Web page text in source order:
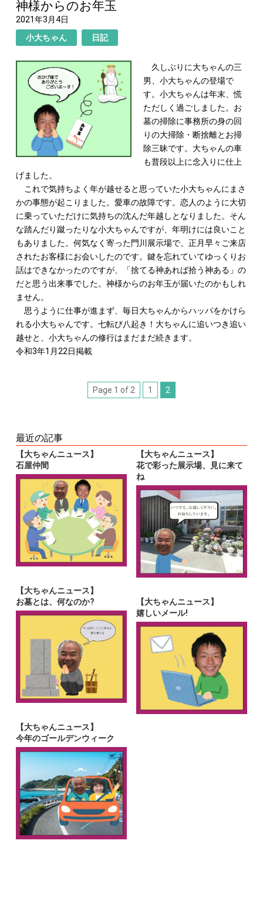
神様からのお年玉
2021年3月4日
小大ちゃん
日記
久しぶりに大ちゃんの三
男、小大ちゃんの登場で
す。小大ちゃんは年末、慌
ただしく過ごしました。お
墓の掃除に事務所の身の回
りの大掃除・断捨離とお掃
除三昧です。大ちゃんの車
も普段以上に念入りに仕上
げました。
これで気持ちよく年が越せると思っていた小大ちゃんにまさ
かの事態が起こりました。愛車の故障です。恋人のように大切
に乗っていただけに気持ちの沈んだ年越しとなりました。そん
な踏んだり蹴ったりな小大ちゃんですが、年明けには良いこと
もありました。何気なく寄った門川展示場で、正月早々ご来店
されたお客様にお会いしたのです。鍵を忘れていてゆっくりお
話はできなかったのですが、「捨てる神あれば拾う神ある」の
だと思う出来事でした。神様からのお年玉が届いたのかもしれ
ません。
思うように仕事が進まず、毎日大ちゃんからハッパをかけら
れる小大ちゃんです。七転び八起き！大ちゃんに追いつき追い
越せと、小大ちゃんの修行はまだまだ続きます。
令和3年1月22日掲載
Page 1 of 2 1 2
最近の記事
【大ちゃんニュース】
石屋仲間
【大ちゃんニュース】
花で彩った展示場、見に来て
ね
【大ちゃんニュース】
お墓とは、何なのか?
【大ちゃんニュース】
嬉しいメール!
【大ちゃんニュース】
今年のゴールデンウィーク